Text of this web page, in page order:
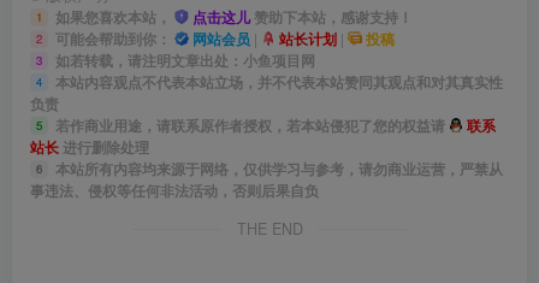
1 如果您喜欢本站， 点击这儿赞助下本站，感谢支持！
2 可能会帮助到你： 网站会员 | 站长计划 | 投稿
3 如若转载，请注明文章出处：小鱼项目网
4
本站内容观点不代表本站立场，并不代表本站赞同其观点和对其真实性
负责
5 若作商业用途，请联系原作者授权，若本站侵犯了您的权益请
联系
站长进行删除处理
6
本站所有内容均来源于网络，仅供学习与参考，请勿商业运营，严禁从
事违法、侵权等任何非法活动，否则后果自负
THE END